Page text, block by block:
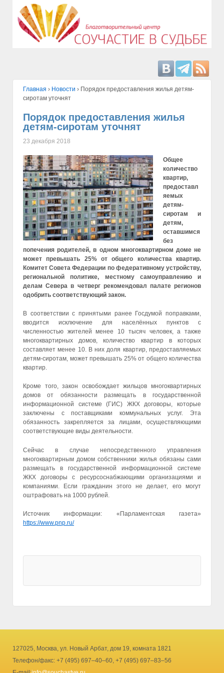
Главная › Hовости › Порядок предоставления жилья детям-
сиротам уточнят
Порядок предоставления жилья
детям-сиротам уточнят
23 декабря 2018
Общее
количество
квартир,
предоставл
яемых
детям-
сиротам и
детям,
оставшимся
без
попечения родителей, в одном многоквартирном доме не
может превышать 25% от общего количества квартир.
Комитет Совета Федерации по федеративному устройству,
региональной политике, местному самоуправлению и
делам Севера в четверг рекомендовал палате регионов
одобрить соответствующий закон.
В соответствии с принятыми ранее Госдумой поправками,
вводится исключение для населённых пунктов с
численностью жителей менее 10 тысяч человек, а также
многоквартирных домов, количество квартир в которых
составляет менее 10. В них доля квартир, предоставляемых
детям-сиротам, может превышать 25% от общего количества
квартир.
Кроме того, закон освобождает жильцов многоквартирных
домов от обязанности размещать в государственной
информационной системе (ГИС) ЖКХ договоры, которые
заключены с поставщиками коммунальных услуг. Эта
обязанность закрепляется за лицами, осуществляющими
соответствующие виды деятельности.
Сейчас в случае непосредственного управления
многоквартирным домом собственники жилья обязаны сами
размещать в государственной информационной системе
ЖКХ договоры с ресурсоснабжающими организациями и
компаниями. Если гражданин этого не делает, его могут
оштрафовать на 1000 рублей.
Источник информации: «Парламентская газета»
https://www.pnp.ru/
127025, Москва, ул. Новый Арбат, дом 19, комната 1821
Телефон/факс: +7 (495) 697–40–60, +7 (495) 697–83–56